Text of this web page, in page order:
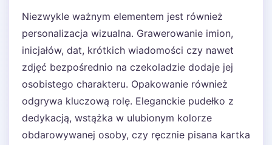
Niezwykle ważnym elementem jest również
personalizacja wizualna. Grawerowanie imion,
inicjałów, dat, krótkich wiadomości czy nawet
zdjęć bezpośrednio na czekoladzie dodaje jej
osobistego charakteru. Opakowanie również
odgrywa kluczową rolę. Eleganckie pudełko z
dedykacją, wstążka w ulubionym kolorze
obdarowywanej osoby, czy ręcznie pisana kartka